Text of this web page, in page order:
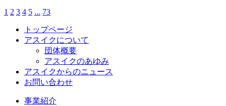
1 2 3 4 5 ... 73
トップページ
アスイクについて
団体概要
アスイクのあゆみ
アスイクからのニュース
お問い合わせ
事業紹介